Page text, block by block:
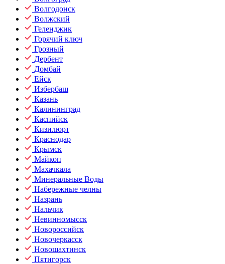
Волгодонск
Волжский
Геленджик
Горячий ключ
Грозный
Дербент
Домбай
Ейск
Избербаш
Казань
Калининград
Каспийск
Кизилюрт
Краснодар
Крымск
Майкоп
Махачкала
Минеральные Воды
Набережные челны
Назрань
Нальчик
Невинномысск
Новороссийск
Новочеркасск
Новошахтинск
Пятигорск